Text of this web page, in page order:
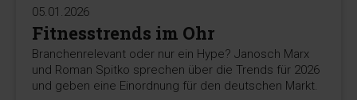
05.01.2026
Fitnesstrends im Ohr
Branchenrelevant oder nur ein Hype? Janosch Marx
und Roman Spitko sprechen über die Trends für 2026
und geben eine Einordnung für den deutschen Markt.